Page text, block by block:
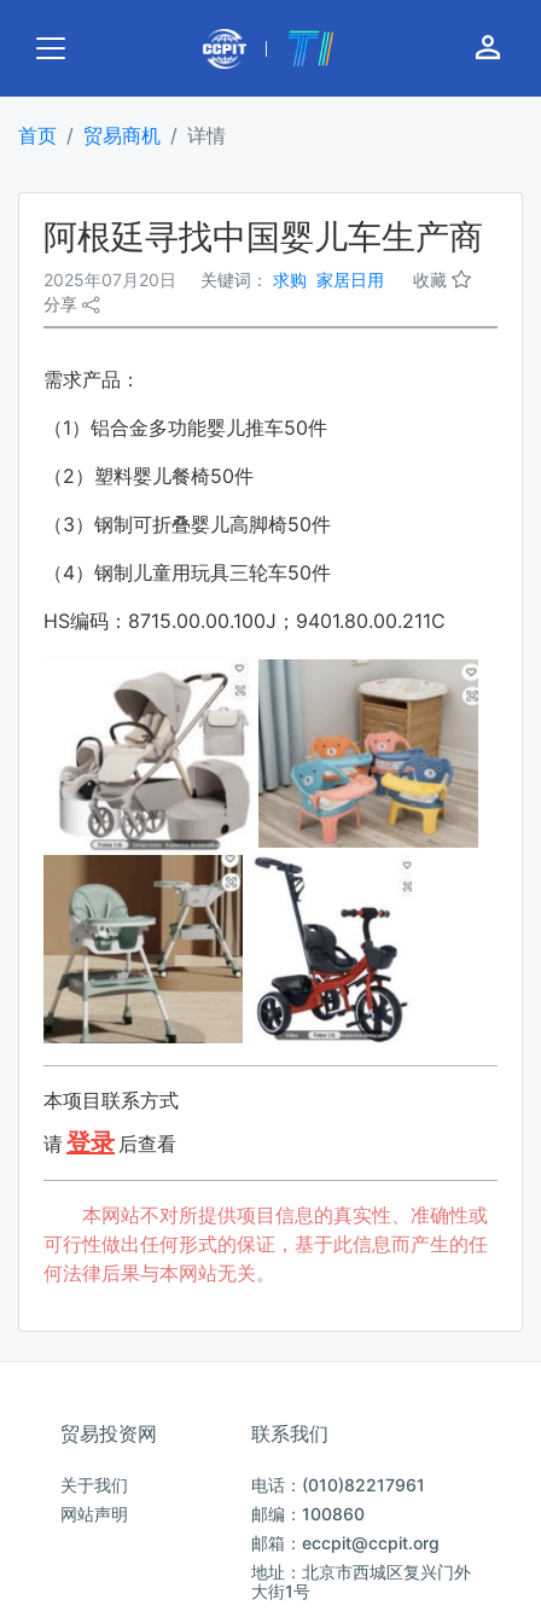
person_outline
首页 贸易商机 详情
阿根廷寻找中国婴儿车生产商
2025年07月20日 关键词： 求购 家居日用
收藏
分享
需求产品：
（1）铝合金多功能婴儿推车50件
（2）塑料婴儿餐椅50件
（3）钢制可折叠婴儿高脚椅50件
（4）钢制儿童用玩具三轮车50件
HS编码：8715.00.00.100J；9401.80.00.211C
本项目联系方式
请登录 后查看
本网站不对所提供项目信息的真实性、准确性或
可行性做出任何形式的保证，基于此信息而产生的任
何法律后果与本网站无关。
贸易投资网
关于我们
网站声明
联系我们
电话：(010)82217961
邮编：100860
邮箱：eccpit@ccpit.org
地址：北京市西城区复兴门外
大街1号